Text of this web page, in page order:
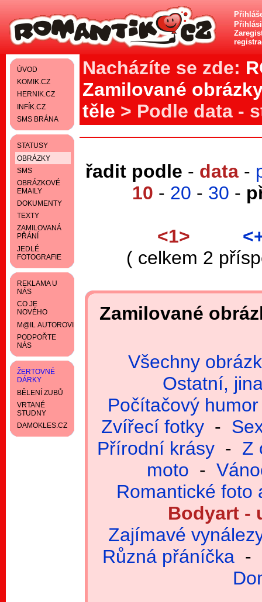
Nacházíte se zde:
Zamilované
těle > Podle data -
řadit podle - data-
10 - 20 - 30 -
<1>
( celkem 2
Zamilované
Všechny
Ostatní,
Počítačový humor
Zvířecí fotky -
Přírodní krásy- Z
moto -
Romantické foto
Bodyart -
Zajímavé
Různá přáníčka-
ÚVOD
KOMIK.CZ
HERNIK.CZ
INFÍK.CZ
SMS BRÁNA
STATUSY
OBRÁZKY
SMS
OBRÁZKOVÉ
EMAILY
DOKUMENTY
TEXTY
ZAMILOVANÁ
PŘÁNÍ
JEDLÉ
FOTOGRAFIE
REKLAMA U
NÁS
CO JE
NOVÉHO
M@IL AUTOROVI
PODPOŘTE
NÁS
ŽERTOVNÉ
DÁRKY
BĚLENÍ ZUBŮ
VRTANÉ
STUDNY
DAMOKLES.CZ